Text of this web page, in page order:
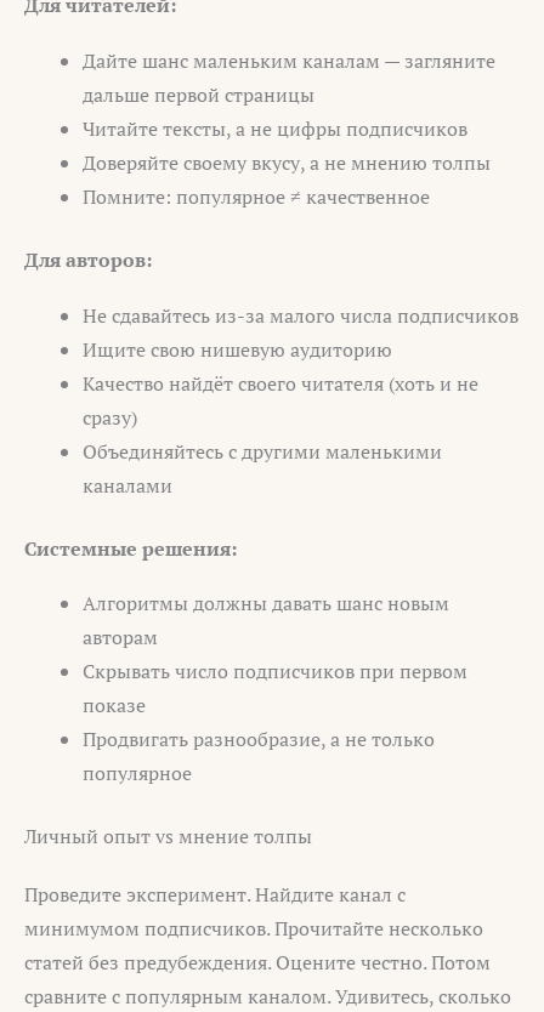
Дайте шанс маленьким каналам — загляните
дальше первой страницы
Читайте тексты, а не цифры подписчиков
Доверяйте своему вкусу, а не мнению толпы
Помните: популярное ≠ качественное
Для авторов:
Не сдавайтесь из-за малого числа подписчиков
Ищите свою нишевую аудиторию
Качество найдёт своего читателя (хоть и не
сразу)
Объединяйтесь с другими маленькими
каналами
Системные решения:
Алгоритмы должны давать шанс новым
авторам
Скрывать число подписчиков при первом
показе
Продвигать разнообразие, а не только
популярное
Личный опыт vs мнение толпы
Проведите эксперимент. Найдите канал с
минимумом подписчиков. Прочитайте несколько
статей без предубеждения. Оцените честно. Потом
сравните с популярным каналом. Удивитесь, сколько